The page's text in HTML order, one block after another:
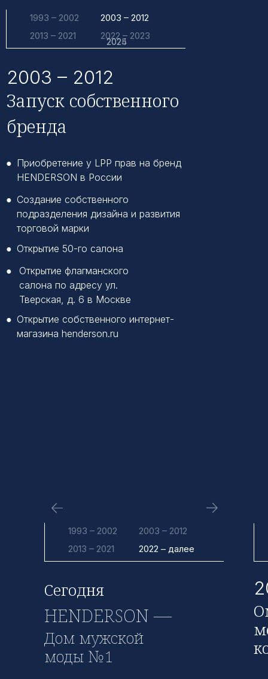
● Создание собственного
подразделения дизайна и развития
торговой марки
● Приобретение у LPP прав на бренд
HENDERSON в России
2003 – 2012
Запуск собственного
бренда
● Открытие 50-го салона
●
Открытие флагманского
салона по адресу ул.
Тверская, д. 6 в Москве
●
2022 – 2023
2025
2024
2013 – 2021
2003 – 2012
1993 – 2002
Открытие собственного интернет-
магазина henderson.ru
Сегодня
Дом мужской
моды №1
HENDERSON —
2022 – далее
2013 – 2021
2003 – 2012
1993 – 2002
Центр результатов
за 2024 год
Новости
компании